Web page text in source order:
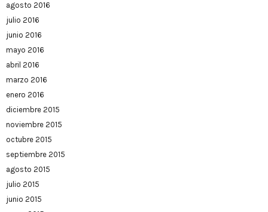
agosto 2016
julio 2016
junio 2016
mayo 2016
abril 2016
marzo 2016
enero 2016
diciembre 2015
noviembre 2015
octubre 2015
septiembre 2015
agosto 2015
julio 2015
junio 2015